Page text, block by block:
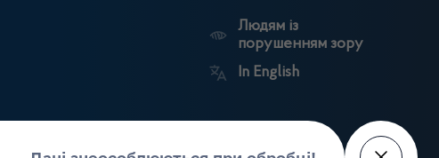
Людям із
порушенням зору
In English